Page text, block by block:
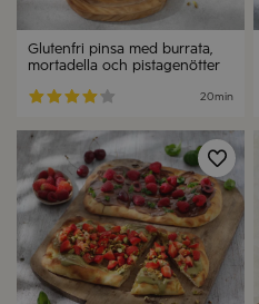
Glutenfri pinsa med burrata,
mortadella och pistagenötter
20min